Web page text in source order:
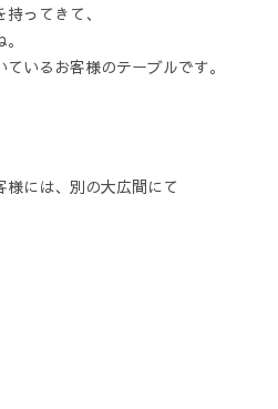
ってきて、
いるお客様のテーブルです。
には、別の大広間にて